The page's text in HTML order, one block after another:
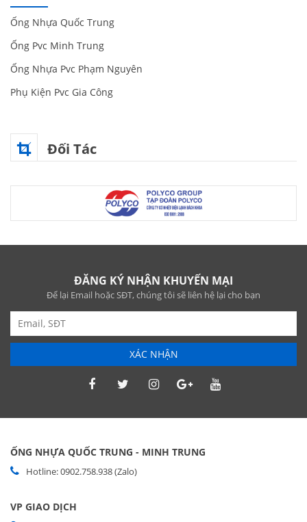
Ống Nhựa Quốc Trung
Ống Pvc Minh Trung
Ống Nhựa Pvc Phạm Nguyên
Phụ Kiện Pvc Gia Công
Đối Tác
ĐĂNG KÝ NHẬN KHUYẾN MẠI
Để lại Email hoặc SĐT, chúng tôi sẽ liên hệ lại cho bạn
XÁC NHẬN
ỐNG NHỰA QUỐC TRUNG - MINH TRUNG
Hotline: 0902.758.938 (zalo)
VP GIAO DỊCH